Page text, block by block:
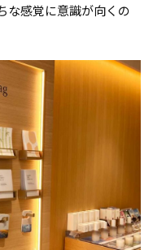
な感覚に意識が向くの